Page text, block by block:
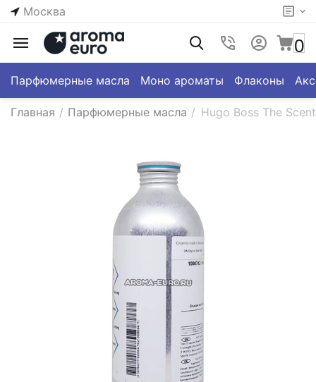
Москва
0
Парфюмерные масла Моно ароматы Флаконы
Главная / Парфюмерные масла / Hugo Boss The